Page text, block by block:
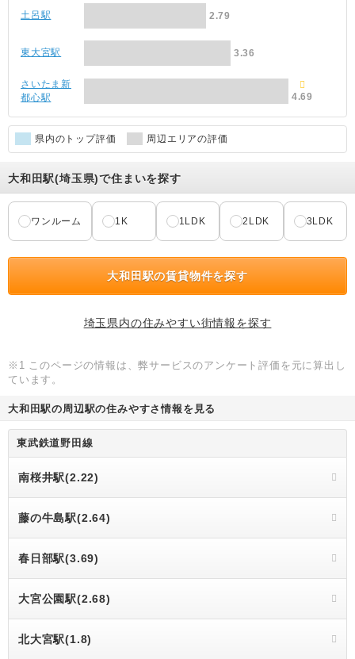
土呂駅 2.79
東大宮駅 3.36
さいたま新
都心駅
4.69
県内のトップ評価 周辺エリアの評価
大和田駅(埼玉県)で住まいを探す
ワンルーム 1K 1LDK 2LDK 3LDK
大和田駅の賃貸物件を探す
埼玉県内の住みやすい街情報を探す
※1 このページの情報は、弊サービスのアンケート評価を元に算出し
ています。
大和田駅の周辺駅の住みやすさ情報を見る
東武鉄道野田線
南桜井駅(2.22)
藤の牛島駅(2.64)
春日部駅(3.69)
大宮公園駅(2.68)
北大宮駅(1.8)